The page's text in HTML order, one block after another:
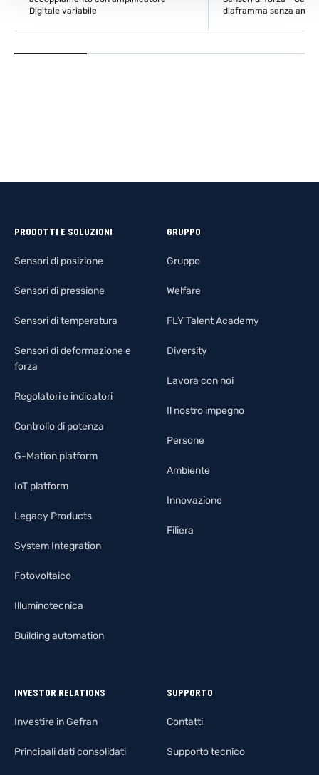
Digitale variabile
diaframma senza
PRODOTTI E SOLUZIONI
Sensori di posizione
Sensori di pressione
Sensori di temperatura
Sensori di deformazione e
forza
Regolatori e indicatori
Controllo di potenza
G-Mation platform
IoT platform
Legacy Products
System Integration
Fotovoltaico
Illuminotecnica
Building automation
GRUPPO
Gruppo
Welfare
FLY Talent Academy
Diversity
Lavora con noi
Il nostro impegno
Persone
Ambiente
Innovazione
Filiera
INVESTOR RELATIONS
Investire in Gefran
Principali dati consolidati
SUPPORTO
Contatti
Supporto tecnico